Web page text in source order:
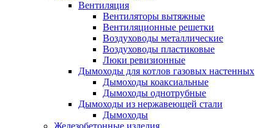
Вентиляция
Вентиляторы вытяжные
Вентиляционные решетки
Воздуховоды металлические
Воздуховоды пластиковые
Люки ревизионные
Дымоходы для котлов газовых настенных
Дымоходы коаксиальные
Дымоходы однотрубные
Дымоходы из нержавеющей стали
Дымоходы
Железобетонные изделия